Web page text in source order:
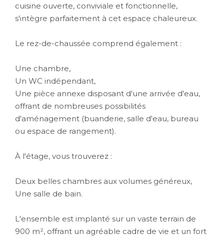
cuisine ouverte, conviviale et fonctionnelle,
s'intègre parfaitement à cet espace chaleureux.
Le rez-de-chaussée comprend également :
Une chambre,
Un WC indépendant,
Une pièce annexe disposant d'une arrivée d'eau,
offrant de nombreuses possibilités
d'aménagement (buanderie, salle d'eau, bureau
ou espace de rangement).
À l'étage, vous trouverez :
Deux belles chambres aux volumes généreux,
Une salle de bain.
L'ensemble est implanté sur un vaste terrain de
900 m², offrant un agréable cadre de vie et un fort